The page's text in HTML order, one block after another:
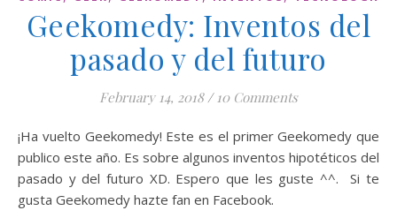
Geekomedy: Inventos del
pasado y del futuro
February 14, 2018 / 10 Comments
¡Ha vuelto Geekomedy! Este es el primer Geekomedy que
publico este año. Es sobre algunos inventos hipotéticos del
pasado y del futuro XD. Espero que les guste ^^. Si te
gusta Geekomedy hazte fan en Facebook.